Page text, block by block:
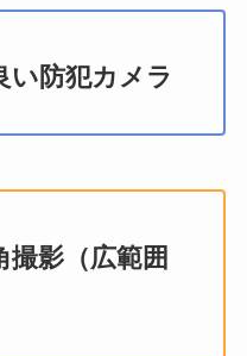
い防犯カメラ
撮影（広範囲